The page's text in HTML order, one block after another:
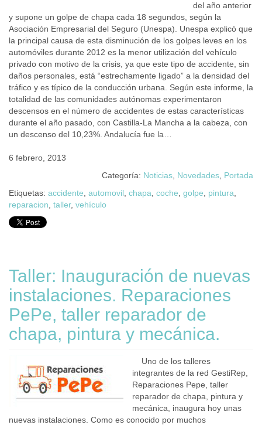
del año anterior
y supone un golpe de chapa cada 18 segundos, según la
Asociación Empresarial del Seguro (Unespa). Unespa explicó que
la principal causa de esta disminución de los golpes leves en los
automóviles durante 2012 es la menor utilización del vehículo
privado con motivo de la crisis, ya que este tipo de accidente, sin
daños personales, está “estrechamente ligado” a la densidad del
tráfico y es típico de la conducción urbana. Según este informe, la
totalidad de las comunidades autónomas experimentaron
descensos en el número de accidentes de estas características
durante el año pasado, con Castilla-La Mancha a la cabeza, con
un descenso del 10,23%. Andalucía fue la…
6 febrero, 2013
Categoría: Noticias Novedades Portada
Etiquetas: accidente automovil chapa coche golpe pintura
reparacion taller, vehículo
Taller: Inauguración de nuevas
instalaciones. Reparaciones
PePe, taller reparador de
chapa, pintura y mecánica.
Uno de los talleres
integrantes de la red GestiRep,
Reparaciones Pepe, taller
reparador de chapa, pintura y
mecánica, inaugura hoy unas
nuevas instalaciones. Como es conocido por muchos